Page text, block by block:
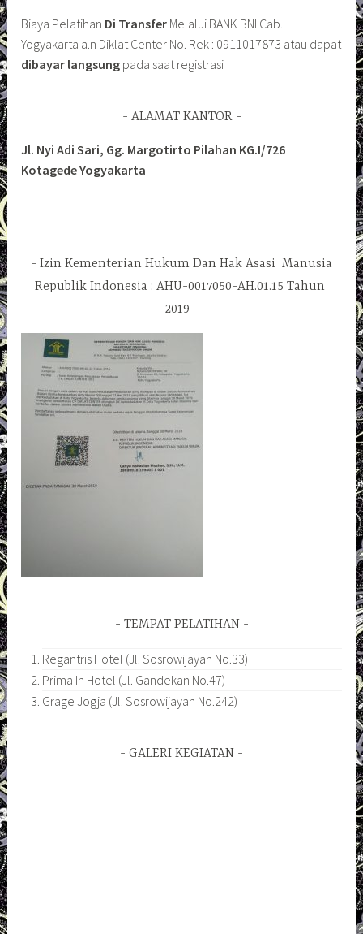
Biaya Pelatihan Di Transfer Melalui BANK BNI Cab.
Yogyakarta a.n Diklat Center No. Rek : 0911017873 atau dapat
dibayar langsung pada saat registrasi
ALAMAT KANTOR
Jl. Nyi Adi Sari, Gg. Margotirto Pilahan KG.I/726
Kotagede Yogyakarta
Izin Kementerian Hukum Dan Hak Asasi Manusia
Republik Indonesia : AHU-0017050-AH.01.15 Tahun
2019
TEMPAT PELATIHAN
Regantris Hotel (Jl. Sosrowijayan No.33)
Prima In Hotel (Jl. Gandekan No.47)
Grage Jogja (Jl. Sosrowijayan No.242)
GALERI KEGIATAN